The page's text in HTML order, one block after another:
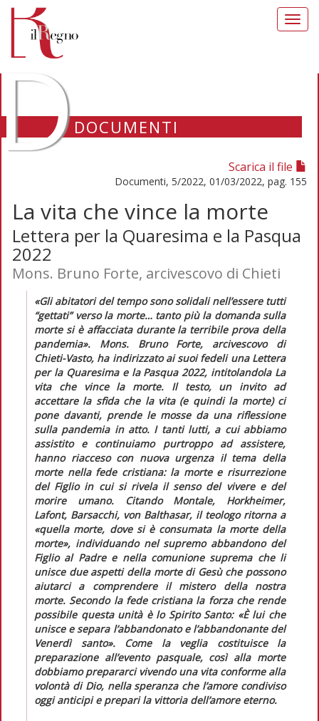
DOCUMENTI
Scarica il file
Documenti, 5/2022, 01/03/2022, pag. 155
La vita che vince la morte
Lettera per la Quaresima e la Pasqua
2022
Mons. Bruno Forte, arcivescovo di Chieti
«Gli abitatori del tempo sono solidali nell’essere tutti
“gettati” verso la morte… tanto più la domanda sulla
morte si è affacciata durante la terribile prova della
pandemia». Mons. Bruno Forte, arcivescovo di
Chieti-Vasto, ha indirizzato ai suoi fedeli una Lettera
per la Quaresima e la Pasqua 2022, intitolandola La
vita che vince la morte. Il testo, un invito ad
accettare la sfida che la vita (e quindi la morte) ci
pone davanti, prende le mosse da una riflessione
sulla pandemia in atto. I tanti lutti, a cui abbiamo
assistito e continuiamo purtroppo ad assistere,
hanno riacceso con nuova urgenza il tema della
morte nella fede cristiana: la morte e risurrezione
del Figlio in cui si rivela il senso del vivere e del
morire umano. Citando Montale, Horkheimer,
Lafont, Barsacchi, von Balthasar, il teologo ritorna a
«quella morte, dove si è consumata la morte della
morte», individuando nel supremo abbandono del
Figlio al Padre e nella comunione suprema che li
unisce due aspetti della morte di Gesù che possono
aiutarci a comprendere il mistero della nostra
morte. Secondo la fede cristiana la forza che rende
possibile questa unità è lo Spirito Santo: «È lui che
unisce e separa l’abbandonato e l’abbandonante del
Venerdì santo».Come la veglia costituisce la
preparazione all’evento pasquale, così alla morte
dobbiamo prepararci vivendo una vita conforme alla
volontà di Dio, nella speranza che l’amore condiviso
oggi anticipi e prepari la vittoria dell’amore eterno.